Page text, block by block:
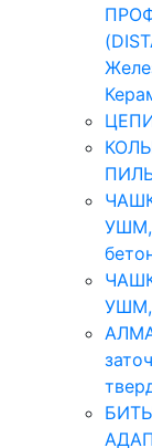
УШМ,
УШМ,